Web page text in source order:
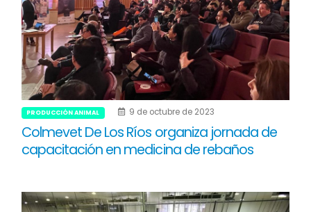
PRODUCCIÓN ANIMAL 9 de octubre de 2023
Colmevet De Los Ríos organiza jornada de
capacitación en medicina de rebaños